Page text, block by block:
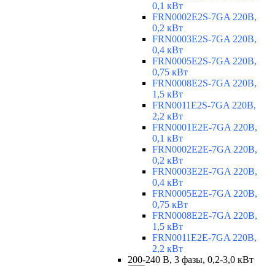
0,1 кВт
FRN0002E2S-7GA 220В,
0,2 кВт
FRN0003E2S-7GA 220В,
0,4 кВт
FRN0005E2S-7GA 220В,
0,75 кВт
FRN0008E2S-7GA 220В,
1,5 кВт
FRN0011E2S-7GA 220В,
2,2 кВт
FRN0001E2E-7GA 220В,
0,1 кВт
FRN0002E2E-7GA 220В,
0,2 кВт
FRN0003E2E-7GA 220В,
0,4 кВт
FRN0005E2E-7GA 220В,
0,75 кВт
FRN0008E2E-7GA 220В,
1,5 кВт
FRN0011E2E-7GA 220В,
2,2 кВт
200-240 В, 3 фазы, 0,2-3,0 кВт